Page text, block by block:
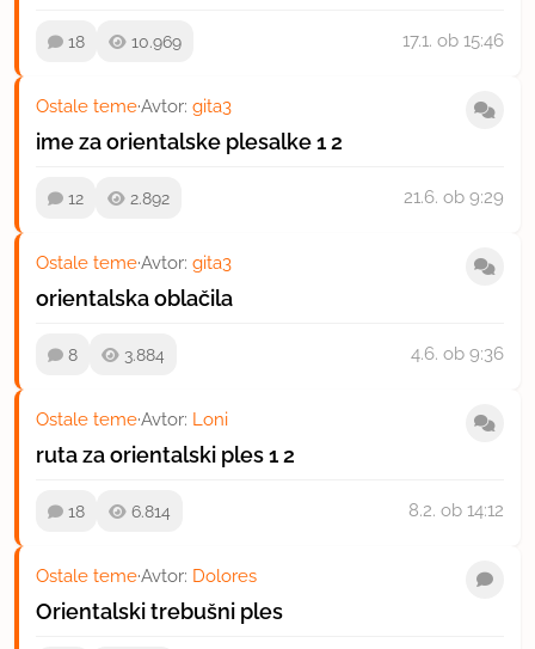
18 10.969 17.1. ob 15:46
Ostale teme·Avtor: gita3
ime za orientalske plesalke12
12 2.892 21.6. ob 9:29
Ostale teme·Avtor: gita3
orientalska oblačila
8 3.884 4.6. ob 9:36
Ostale teme·Avtor: Loni
ruta za orientalski ples12
18 6.814 8.2. ob 14:12
Ostale teme·Avtor: Dolores
Orientalski trebušni ples